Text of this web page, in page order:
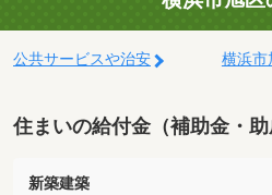
公共サービスや治安 横浜市
住まいの給付金（補助金・助
新築建築